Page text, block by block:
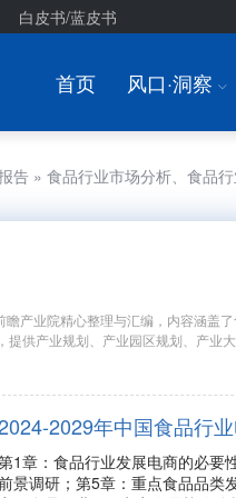
白皮书/蓝皮书
首页 风口·洞察 I
告 » 食品行业市场分析、食品
产业院精心整理与汇编，内容涵盖
提供产业规划、产业园区规划、产业
2029年中国食品行
1章：食品行业发展电商的必要
景调研；第5章：重点食品品类